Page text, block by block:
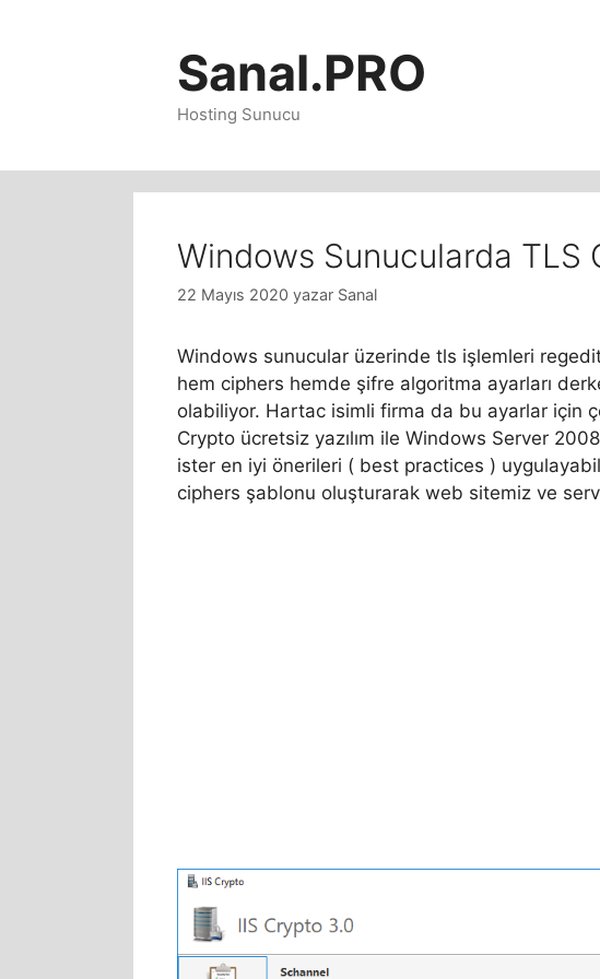
Sanal.PRO
Hosting Sunucu
Windows Sunucularda TLS
22 Mayıs 2020 yazar Sanal
Windows sunucular üzerinde tls işlemleri
hem ciphers hemde şifre algoritma ayarları
olabiliyor. Hartac isimli firma da bu ayarlar için
Crypto ücretsiz yazılım ile Windows Server
ister en iyi önerileri ( best practices )
ciphers şablonu oluşturarak web sitemiz ve